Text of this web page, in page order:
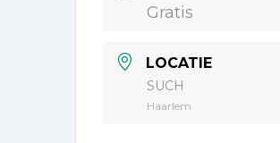
Gratis
LOCATIE
SUCH
Haarlem